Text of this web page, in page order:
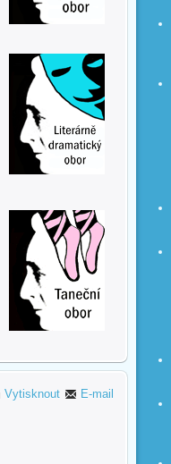
E-mail
Vytisknout